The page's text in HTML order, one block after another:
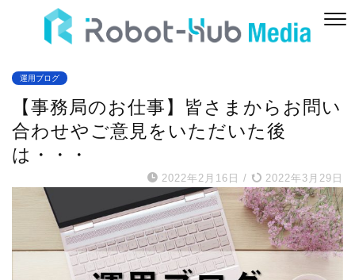
運用ブログ
【事務局のお仕事】皆さまからお問い
合わせやご意見をいただいた後
は・・・
2022年2月16日 / 2022年3月29日